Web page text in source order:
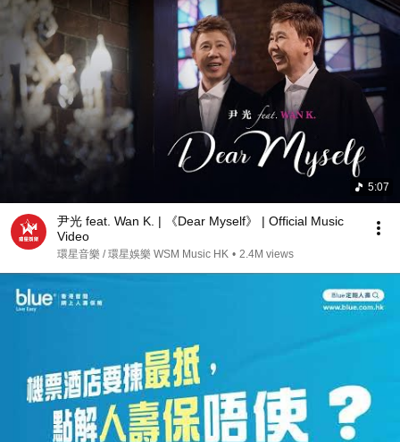
5:07
尹光 feat. Wan K. | 《Dear Myself》 | Official Music
Video
環星音樂 / 環星娛樂 WSM Music HK • 2.4M views